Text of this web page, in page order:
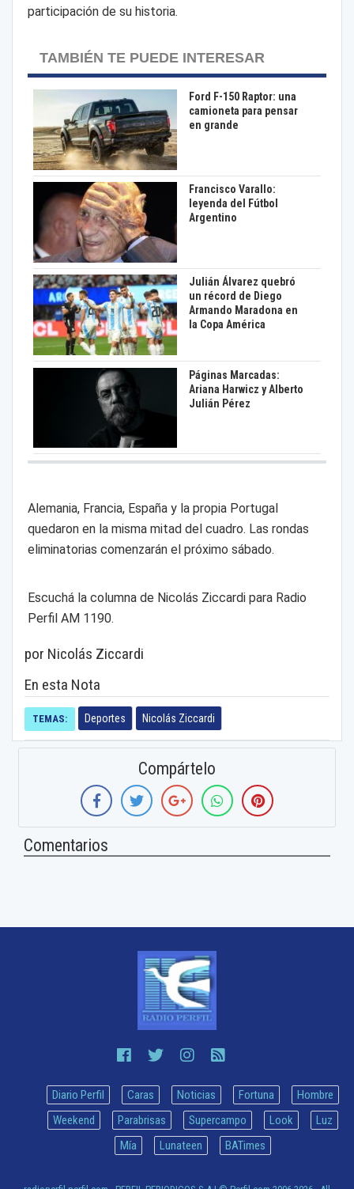
participación de su historia.
TAMBIÉN TE PUEDE INTERESAR
Ford F-150 Raptor: una
camioneta para pensar
en grande
Francisco Varallo:
leyenda del Fútbol
Argentino
Julián Álvarez quebró
un récord de Diego
Armando Maradona en
la Copa América
Páginas Marcadas:
Ariana Harwicz y Alberto
Julián Pérez
Alemania, Francia, España y la propia Portugal
quedaron en la misma mitad del cuadro. Las rondas
eliminatorias comenzarán el próximo sábado.
Escuchá la columna de Nicolás Ziccardi para Radio
Perfil AM 1190.
por Nicolás Ziccardi
En esta Nota
TEMAS: Deportes Nicolás Ziccardi
Compártelo
Comentarios
Diario Perfil Caras Noticias Fortuna
Hombre
Weekend
Parabrisas Supercampo Look
Luz
Mía
Lunateen BATimes